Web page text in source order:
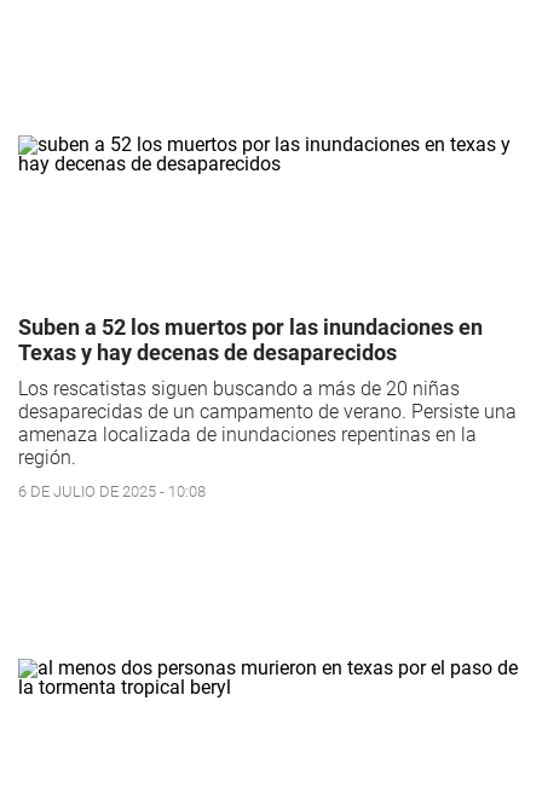
Suben a 52 los muertos por las inundaciones en
Texas y hay decenas de desaparecidos
Los rescatistas siguen buscando a más de 20 niñas
desaparecidas de un campamento de verano. Persiste una
amenaza localizada de inundaciones repentinas en la
región.
6 DE JULIO DE 2025 - 10:08